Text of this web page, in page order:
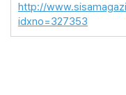
http://
idxno=327353